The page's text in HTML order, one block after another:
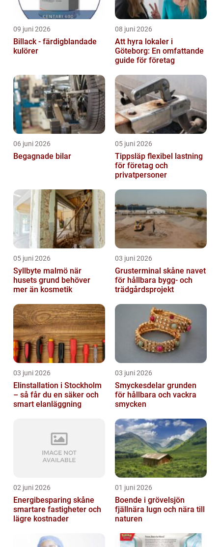
09 juni 2026
Billack - färdigblandade
kulörer
08 juni 2026
Att hyra lokaler i
Göteborg: En omfattande
guide för företag
06 juni 2026
Begagnade bilar
05 juni 2026
Tippsläp flexibel lastning
för företag och
privatpersoner
05 juni 2026
Syllbyte malmö när
husets grund behöver
mer än kosmetik
03 juni 2026
Grusterminal skåne navet
för hållbara bygg- och
trädgårdsprojekt
03 juni 2026
Elinstallation i Stockholm
– så får du en säker och
smart elanläggning
03 juni 2026
Smyckesdelar grunden
för hållbara och vackra
smycken
02 juni 2026
Energibesparing skåne
smartare fastigheter och
lägre kostnader
01 juni 2026
Boende i grövelsjön
fjällnära lugn och nära till
naturen